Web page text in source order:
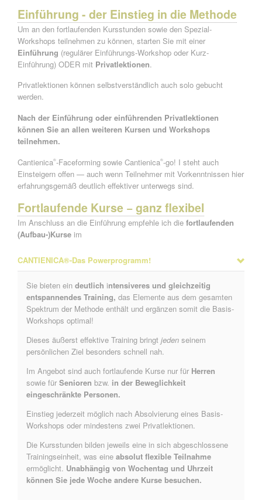
Einführung - der Einstieg in die Methode
Um an den fortlaufenden Kursstunden sowie den Spezial-
Workshops teilnehmen zu können, starten Sie mit einer
Einführung (regulärer Einführungs-Workshop oder Kurz-
Einführung) ODER mit Privatlektionen.
Privatlektionen können selbstverständlich auch solo gebucht
werden.
Nach der Einführung oder einführenden Privatlektionen
können Sie an allen weiteren Kursen und Workshops
teilnehmen.
Cantienica®-Faceforming sowie Cantienica®-go! I steht auch
Einsteigern offen — auch wenn Teilnehmer mit Vorkenntnissen hier
erfahrungsgemäß deutlich effektiver unterwegs sind.
Fortlaufende Kurse − ganz flexibel
Im Anschluss an die Einführung empfehle ich die fortlaufenden
(Aufbau-)Kurse im
CANTIENICA®-Das Powerprogramm!
Sie bieten ein deutlich intensiveres und gleichzeitig
entspannendes Training, das Elemente aus dem gesamten
Spektrum der Methode enthält und ergänzen somit die Basis-
Workshops optimal!
Dieses äußerst effektive Training bringt jedenseinem
persönlichen Ziel besonders schnell nah.
Im Angebot sind auch fortlaufende Kurse nur für Herren
sowie fürSenioren bzw. in der Beweglichkeit
eingeschränkte Personen.
Einstieg jederzeit möglich nach Absolvierung eines Basis-
Workshops oder mindestens zwei Privatlektionen.
Die Kursstunden bilden jeweils eine in sich abgeschlossene
Trainingseinheit, was eine absolut flexible Teilnahme
ermöglicht. Unabhängig von Wochentag und Uhrzeit
können Sie jede Woche andere Kurse besuchen.